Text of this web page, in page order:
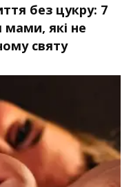
без цукру: 7
мами, які не
святу